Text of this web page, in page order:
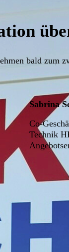
bald zum
Sabrina
Co-
Technik